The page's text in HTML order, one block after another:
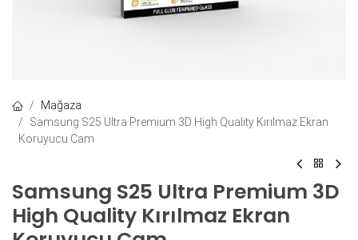
Mağaza
Samsung S25 Ultra Premium 3D High Quality Kırılmaz Ekran
Koruyucu Cam
Samsung S25 Ultra Premium 3D
High Quality Kırılmaz Ekran